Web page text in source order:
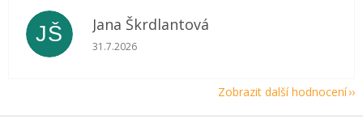
JŠ Jana Škrdlantová
Hodnocení obchodu je 5 z 5 hvězdiček.
31.7.2026
Zobrazit další hodnocení
Z